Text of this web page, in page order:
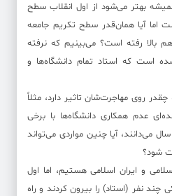
همیشه بهتر می‌شود از اول انقلاب سطح
اما آیا همان‌قدر سطح تکریم جامعه
رفته است؟ می‌بینیم که نرفته
است که استاد تمام دانشگاه‌ها و
چقدر روی مهاجرت‌شان تاثیر دارد، مثلاً
عدم همکاری دانشگاه‌ها با برخی
می‌دانند، آیا چنین مواردی می‌تواند
شود؟
و ایران اسلامی هستیم، اما اول
چند نفر (استاد) را بیرون کردند و راه